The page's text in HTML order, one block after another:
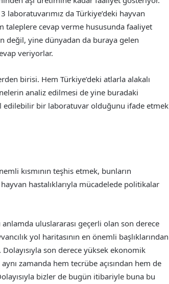
da Türkiye’deki hayvan
taleplere cevap verme hususunda faaliyet
değil, yine dünyadan da buraya gelen
veriyorlar.
birisi. Hem Türkiye’deki atlarla alakalı
analiz edilmesi de yine buradaki
edilebilir bir laboratuvar olduğunu ifade etmek
kısmının teşhis etmek, bunların
hastalıklarıyla mücadelede politikalar
uluslararası geçerli olan son derece
yol haritasının en önemli başlıklarından
son derece yüksek ekonomik
zamanda hem tecrübe açısından hem de
bizler de bugün itibariyle buna bu